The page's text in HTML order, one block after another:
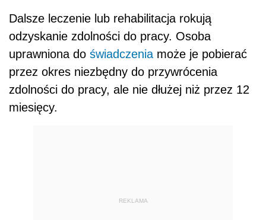
Dalsze leczenie lub rehabilitacja rokują
odzyskanie zdolności do pracy. Osoba
uprawniona do świadczenia może je pobierać
przez okres niezbędny do przywrócenia
zdolności do pracy, ale nie dłużej niż przez 12
miesięcy.
REKLAMA